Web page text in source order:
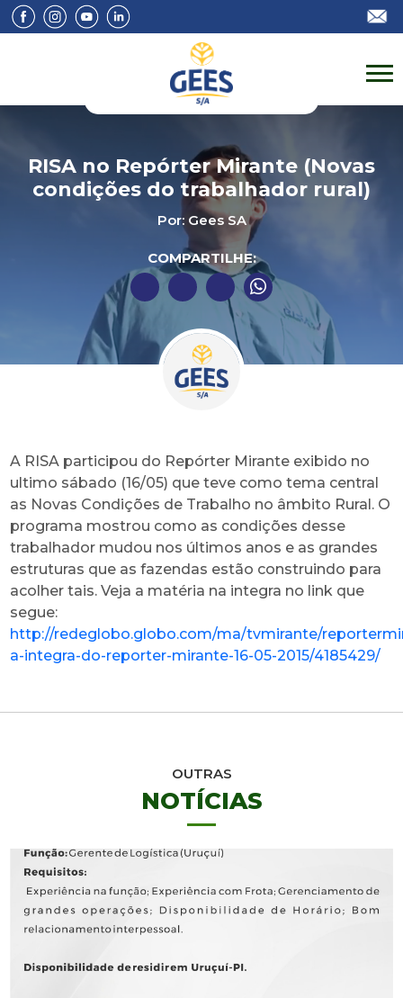
RISA no Repórter Mirante (Novas
condições do trabalhador rural)
Por: Gees SA
COMPARTILHE:
A RISA participou do Repórter Mirante exibido no
ultimo sábado (16/05) que teve como tema central
as Novas Condições de Trabalho no âmbito Rural. O
programa mostrou como as condições desse
trabalhador mudou nos últimos anos e as grandes
estruturas que as fazendas estão construindo para
acolher tais. Veja a matéria na integra no link que
segue:
http://redeglobo.globo.com/ma/tvmirante/
a-integra-do-reporter-mirante-16-05-2015/4185429/
OUTRAS
NOTÍCIAS